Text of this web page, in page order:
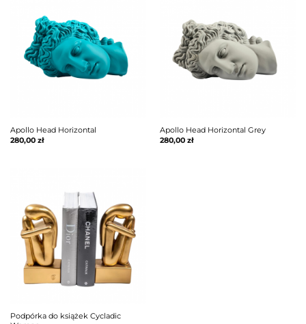
Apollo Head Horizontal
280,00 zł
Apollo Head Horizontal Grey
280,00 zł
Podpórka do książek Cycladic